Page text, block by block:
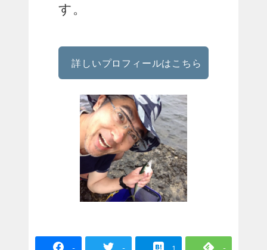
す。
詳しいプロフィールはこちら